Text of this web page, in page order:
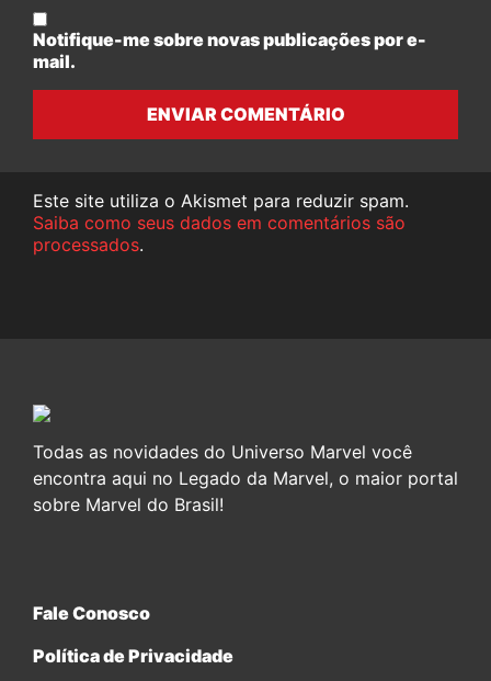
Notifique-me sobre novas publicações por e-
mail.
ENVIAR COMENTÁRIO
Este site utiliza o Akismet para reduzir spam.
Saiba como seus dados em comentários são
processados.
Todas as novidades do Universo Marvel você
encontra aqui no Legado da Marvel, o maior portal
sobre Marvel do Brasil!
Fale Conosco
Política de Privacidade